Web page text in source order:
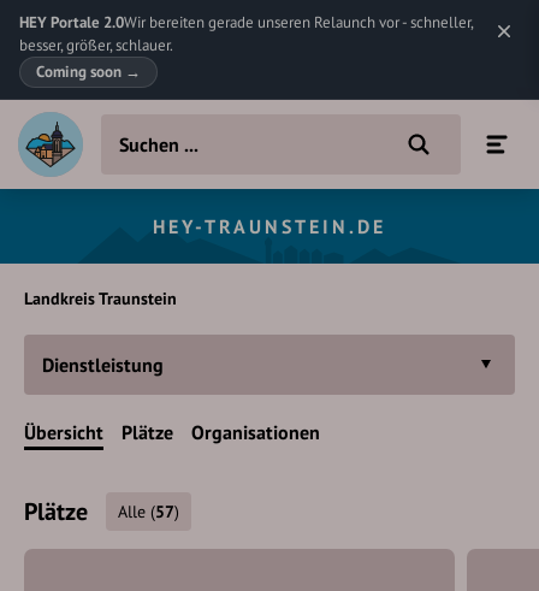
HEY Portale 2.0Wir bereiten gerade unseren Relaunch vor - schneller,
besser, größer, schlauer.
Coming soon →
HEY-TRAUNSTEIN.DE
Landkreis Traunstein
Dienstleistung
Übersicht Plätze Organisationen
Plätze Alle (57)